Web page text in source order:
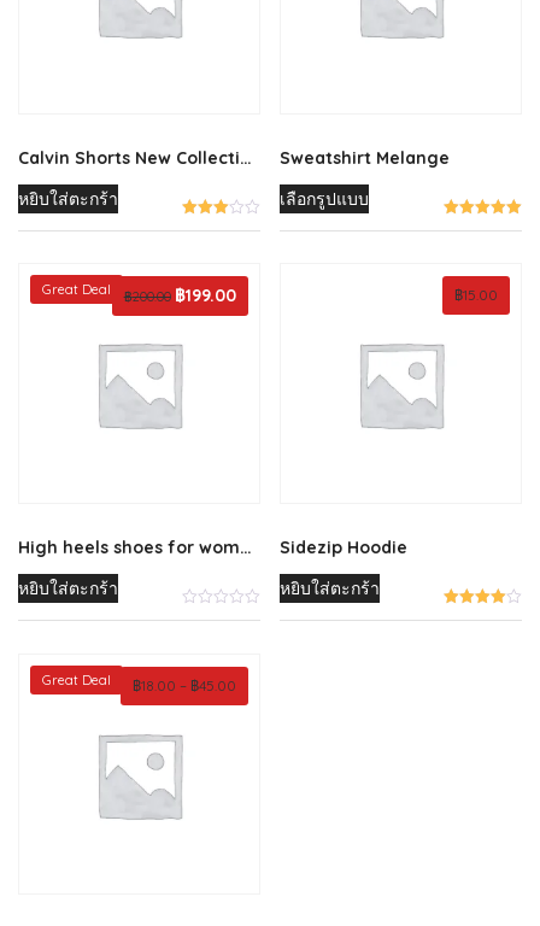
Calvin Shorts New Collection
หยิบใส่ตะกร้า
Sweatshirt Melange
เลือกรูปแบบ
product
The
options
may
be
product
page
Great Deal
High heels shoes for womens
฿200.00 Original
was:
฿199.00Current
หยิบใส่ตะกร้า
Sidezip Hoodie
฿15.00
หยิบใส่ตะกร้า
Great Deal ฿18.00 – ฿45.00Price